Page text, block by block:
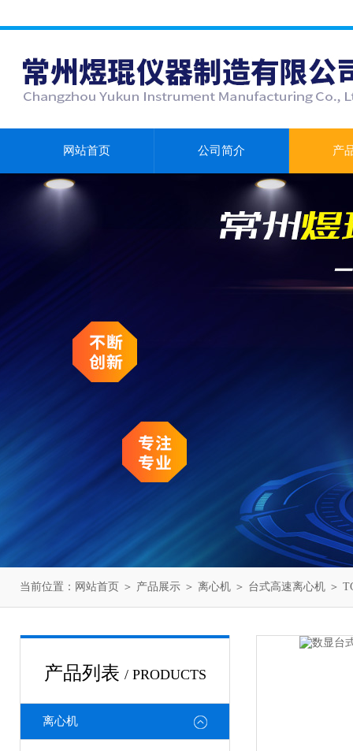
网站首页 公司简介 产
当前位置： 网站首页 ＞ 产品展示 ＞ 离心机 ＞ 台式高速离心机 ＞
产品列表 / PRODUCTS
离心机